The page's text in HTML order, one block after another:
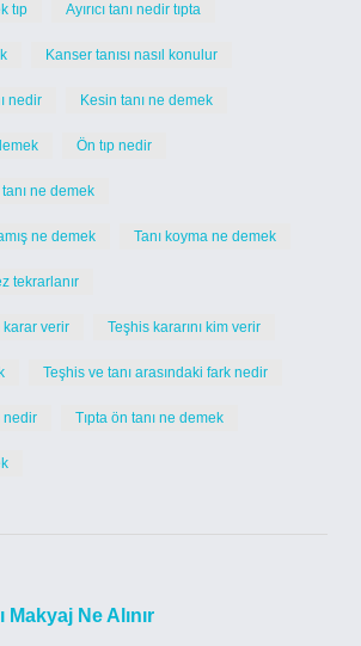
tıp Ayırıcı tanı nedir tıpta
Kanser tanısı nasıl konulur
nedir Kesin tanı ne demek
Ön tıp nedir
ne demek
ne demek Tanı koyma ne demek
tekrarlanır
karar verir Teşhis kararını kim verir
Teşhis ve tanı arasındaki fark nedir
nedir Tıpta ön tanı ne demek
Ne Alınır